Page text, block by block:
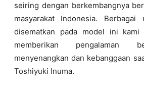
seiring dengan berkembangnya
masyarakat Indonesia.
disematkan pada model ini kami
memberikan pengalaman
menyenangkan dan kebanggaan
Toshiyuki Inuma.